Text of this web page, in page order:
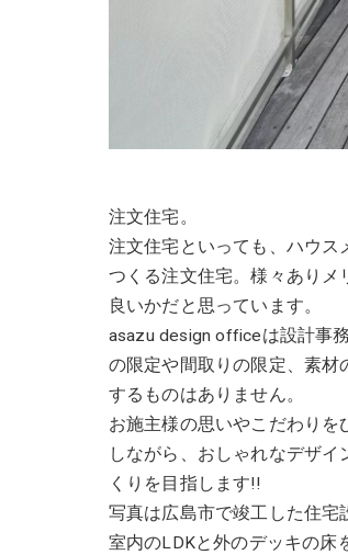
注文住宅。
注文住宅といっても、ハウ
つくる注文住宅。様々あり
良いかだと思っています。
asazu design officeは設計事
の限定や間取りの限定、素材
するものはありません。
お施主様の思いやこだわり
しながら、おしゃれなデザ
くりを目指します!!
写真は広島市で竣工した住宅
室内のLDKと外のデッキの床